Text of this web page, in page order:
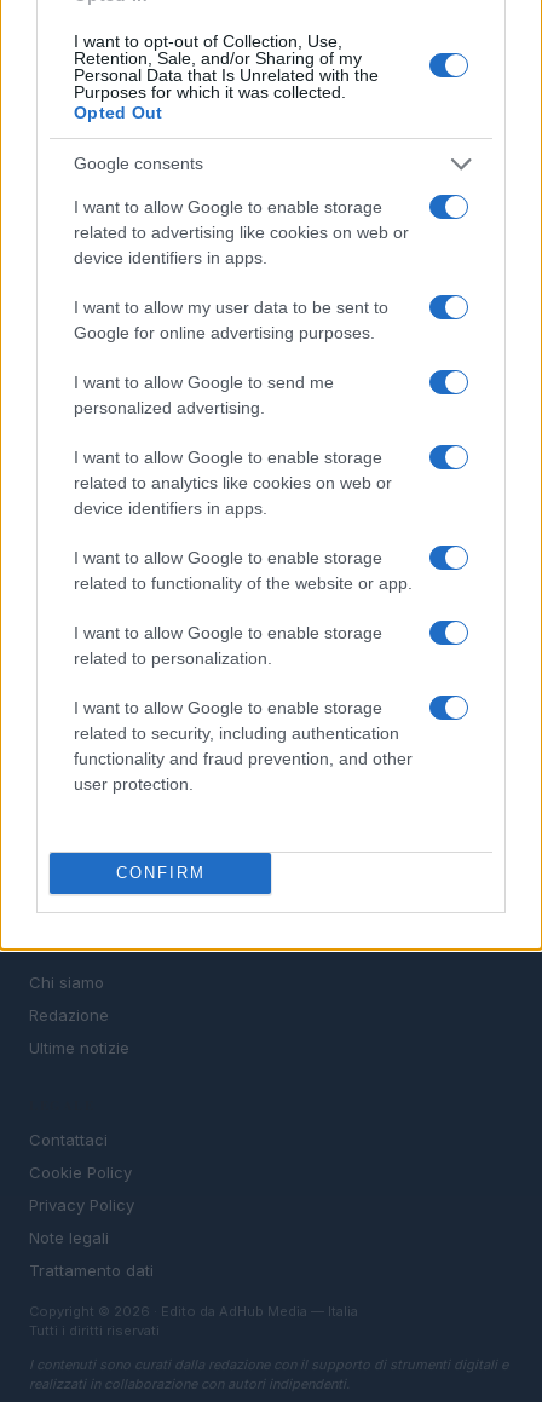
I want to opt-out of Collection, Use,
Retention, Sale, and/or Sharing of my
Personal Data that Is Unrelated with the
Purposes for which it was collected.
Opted Out
Google consents
I want to allow Google to enable storage
related to advertising like cookies on web or
device identifiers in apps.
I want to allow my user data to be sent to
Google for online advertising purposes.
I want to allow Google to send me
personalized advertising.
I want to allow Google to enable storage
related to analytics like cookies on web or
device identifiers in apps.
I want to allow Google to enable storage
related to functionality of the website or app.
I want to allow Google to enable storage
related to personalization.
I want to allow Google to enable storage
related to security, including authentication
functionality and fraud prevention, and other
user protection.
CONFIRM
Lavoro nel mondo dell’arte e della cultura: le ultime
posizioni aperte
2 Business Analysis CRM rif 20042
Montechiarugolo: tutti i dettagli
Come leggere gli annunci di lavoro e scovare falsi
Lavoro in Puglia e Lombardia: scopri le ultime offerte e i
settori in crescita
Il portale del lavoro e della carriera. Offerte di lavoro,
stipendi, guide pratiche per trovare un'occupazione,
Offerte di lavoro
TROVARE LAVORO
STIPENDI
News
MAGAZINE
Chi siamo
Redazione
Ultime notizie
Contattaci
Cookie Policy
Privacy Policy
Note legali
Trattamento dati
Copyright © 2026 · Edito da AdHub Media — Italia
Tutti i diritti riservati
I contenuti sono curati dalla redazione con il supporto di strumenti digitali e
realizzati in collaborazione con autori indipendenti.